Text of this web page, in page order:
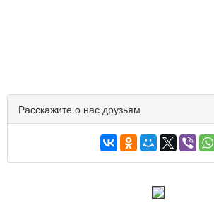
Расскажите о нас друзьям